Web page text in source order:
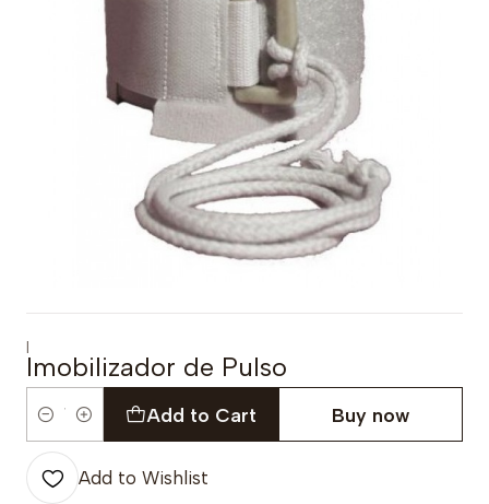
|
Imobilizador de Pulso
Quantity
Add to Cart Buy now
Add to Wishlist